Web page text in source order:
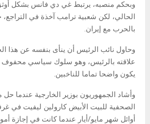
وبحكم منصبه، يرتبط غي دي فانس بشكل
الحالي، لكن شعبية ترامب آخذة في التراجع،
بالحرب مع إيران.
وحاول نائب الرئيس أن ينأى بنفسه عن هذا
علاقته بالرئيس، وهو سلوك سياسي محفوف
يكون واضحا تماما للناخبين.
وأشاد الجمهوريون بوزير الخارجية عندما
الصحفية للبيت الأبيض كارولين ليفيت في
أوائل شهر مايو/أيار عندما كانت في إجازة